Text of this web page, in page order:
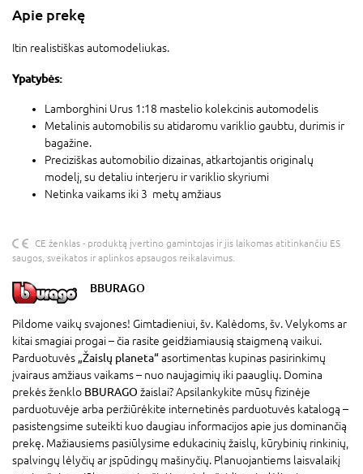
Apie prekę
Itin realistiškas automodeliukas.
Ypatybės:
Lamborghini Urus 1:18 mastelio kolekcinis automodelis
Metalinis automobilis su atidaromu variklio gaubtu, durimis ir
bagažine.
Preciziškas automobilio dizainas, atkartojantis originalų
modelį, su detaliu interjeru ir variklio skyriumi
Netinka vaikams iki 3 metų amžiaus
CE ženklas - produktą įvertino gamintojas ir jis laikomas atitinkančiu ES
saugos, sveikatos ir aplinkos apsaugos reikalavimus.
BBURAGO
Pildome vaikų svajones! Gimtadieniui, šv. Kalėdoms, šv. Velykoms ar
kitai smagiai progai – čia rasite geidžiamiausią staigmeną vaikui.
Parduotuvės „Žaislų planeta“asortimentas kupinas pasirinkimų
įvairaus amžiaus vaikams – nuo naujagimių iki paauglių. Domina
prekės ženklo BBURAGO žaislai? Apsilankykite mūsų fizinėje
parduotuvėje arba peržiūrėkite internetinės parduotuvės katalogą –
pasistengsime suteikti kuo daugiau informacijos apie jus dominančią
prekę. Mažiausiems pasiūlysime edukacinių žaislų, kūrybinių rinkinių,
spalvingų lėlyčių ar įspūdingų mašinyčių. Planuojantiems laisvalaikį